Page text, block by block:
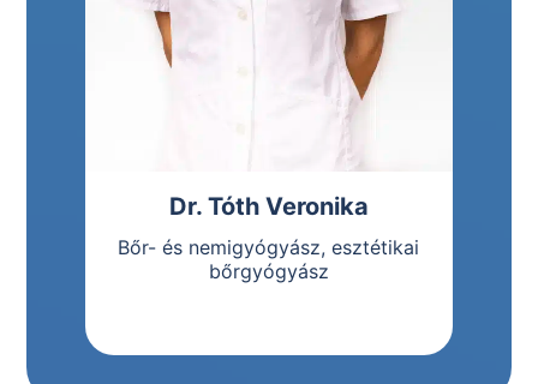
Dr. Tóth Veronika
Bőr- és nemigyógyász, esztétikai
bőrgyógyász